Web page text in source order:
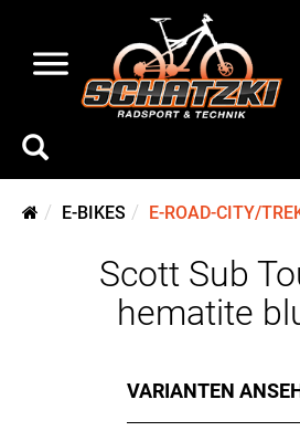
E-BIKES E-ROAD-CITY/
Scott Sub
hematite
VARIANTEN